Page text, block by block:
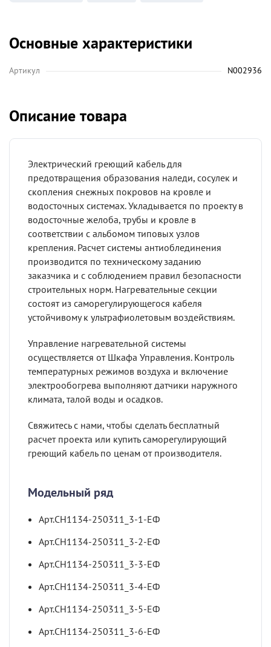
Основные характеристики
Артикул N002936
Описание товара
Электрический греющий кабель для
предотвращения образования наледи, сосулек и
скопления снежных покровов на кровле и
водосточных системах. Укладывается по проекту в
водосточные желоба, трубы и кровле в
соответствии с альбомом типовых узлов
крепления. Расчет системы антиоблединения
производится по техническому заданию
заказчика и с соблюдением правил безопасности
строительных норм. Нагревательные секции
состоят из саморегулирующегося кабеля
устойчивому к ультрафиолетовым воздействиям.
Управление нагревательной системы
осуществляется от Шкафа Управления. Контроль
температурных режимов воздуха и включение
электрообогрева выполняют датчики наружного
климата, талой воды и осадков.
Свяжитесь с нами, чтобы сделать бесплатный
расчет проекта или купить саморегулирующий
греющий кабель по ценам от производителя.
Модельный ряд
Арт.СН1134-250311_3-1-ЕФ
Арт.СН1134-250311_3-2-ЕФ
Арт.СН1134-250311_3-3-ЕФ
Арт.СН1134-250311_3-4-ЕФ
Арт.СН1134-250311_3-5-ЕФ
Арт.СН1134-250311_3-6-ЕФ